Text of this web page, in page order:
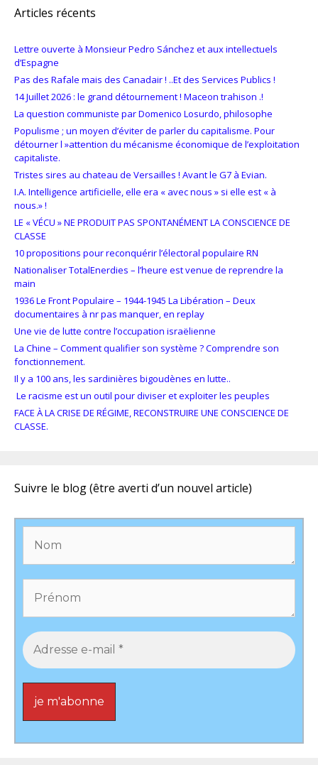
Articles récents
Lettre ouverte à Monsieur Pedro Sánchez et aux intellectuels
d’Espagne
Pas des Rafale mais des Canadair ! ..Et des Services Publics !
14 Juillet 2026 : le grand détournement ! Maceon trahison .!
La question communiste par Domenico Losurdo, philosophe
Populisme ; un moyen d’éviter de parler du capitalisme. Pour
détourner l »attention du mécanisme économique de l’exploitation
capitaliste.
Tristes sires au chateau de Versailles ! Avant le G7 à Evian.
I.A. Intelligence artificielle, elle era « avec nous » si elle est « à
nous.» !
LE « VÉCU » NE PRODUIT PAS SPONTANÉMENT LA CONSCIENCE DE
CLASSE
10 propositions pour reconquérir l’électoral populaire RN
Nationaliser TotalEnerdies – l’heure est venue de reprendre la
main
1936 Le Front Populaire – 1944-1945 La Libération – Deux
documentaires à nr pas manquer, en replay
Une vie de lutte contre l’occupation israëlienne
La Chine – Comment qualifier son système ? Comprendre son
fonctionnement.
Il y a 100 ans, les sardinières bigoudènes en lutte..
Le racisme est un outil pour diviser et exploiter les peuples
FACE À LA CRISE DE RÉGIME, RECONSTRUIRE UNE CONSCIENCE DE
CLASSE.
Suivre le blog (être averti d’un nouvel article)